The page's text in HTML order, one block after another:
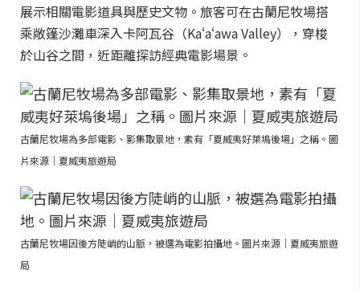
展示相關電影道具與歷史文物。旅客可在古蘭尼牧場搭
乘敞篷沙灘車深入卡阿瓦谷（Kaʻaʻawa Valley），穿梭
於山谷之間，近距離探訪經典電影場景。
古蘭尼牧場為多部電影、影集取景地，素有「夏威夷好萊塢後場」之稱。圖
片來源｜夏威夷旅遊局
古蘭尼牧場因後方陡峭的山脈，被選為電影拍攝地。圖片來源｜夏威夷旅遊
局